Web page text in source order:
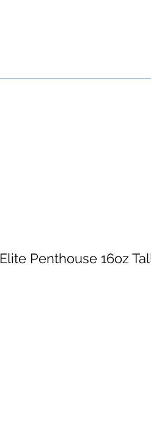
Elite Penthouse 16oz